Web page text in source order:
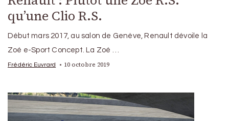
qu’une Clio R.S.
Début mars 2017, au salon de Genève, Renault dévoile la
Zoé e-Sport Concept. La Zoé …
Frédéric Euvrard 10 octobre 2019